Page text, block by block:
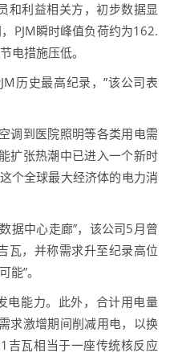
利益相关方，初步数据显
PJM瞬时峰值负荷约为162.
电措施压低。
历史最高纪录，”该公司表
到医院照明等各类用电需
扩张热潮中已进入一个新时
个全球最大经济体的电力消
中心走廊”，该公司5月曾
瓦，并称需求升至纪录高位
能”。
能力。此外，合计用电量
求激增期间削减用电，以换
吉瓦相当于一座传统核反应